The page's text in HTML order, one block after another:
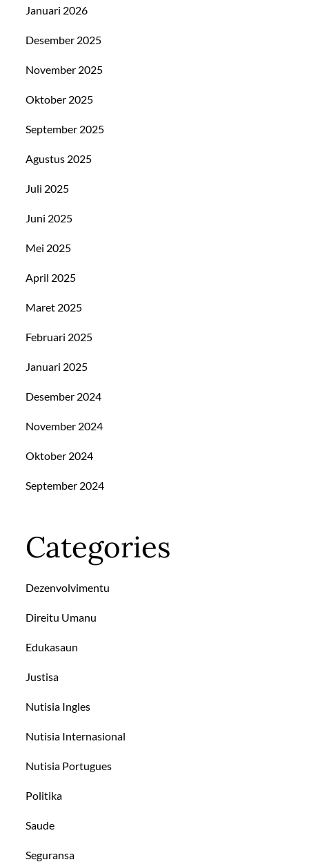
Januari 2026
Desember 2025
November 2025
Oktober 2025
September 2025
Agustus 2025
Juli 2025
Juni 2025
Mei 2025
April 2025
Maret 2025
Februari 2025
Januari 2025
Desember 2024
November 2024
Oktober 2024
September 2024
Categories
Dezenvolvimentu
Direitu Umanu
Edukasaun
Justisa
Nutisia Ingles
Nutisia Internasional
Nutisia Portugues
Politika
Saude
Seguransa